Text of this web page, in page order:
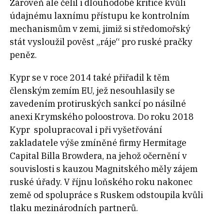
Zároveň ale čelil i dlouhodobé kritice kvůli
údajnému laxnímu přístupu ke kontrolním
mechanismům v zemi, jimiž si středomořský
stát vysloužil pověst „ráje“ pro ruské pračky
peněz.
Kypr se v roce 2014 také přiřadil k těm
členským zemím EU, jež nesouhlasily se
zavedením protiruských sankcí po násilné
anexi Krymského poloostrova. Do roku 2018
Kypr spolupracoval i při vyšetřování
zakladatele výše zmíněné firmy Hermitage
Capital Billa Browdera, na jehož očernění v
souvislosti s kauzou Magnitského měly zájem
ruské úřady. V říjnu loňského roku nakonec
země od spolupráce s Ruskem odstoupila kvůli
tlaku mezinárodních partnerů.